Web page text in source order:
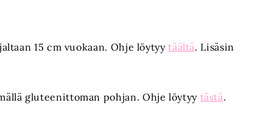
15 cm vuokaan. Ohje löytyytäältä. Lisäsin
gluteenittoman pohjan. Ohje löytyy tästä.